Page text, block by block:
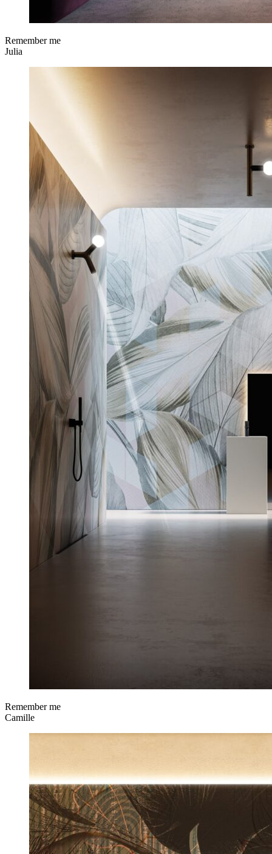
Remember me
Julia
Remember me
Camille